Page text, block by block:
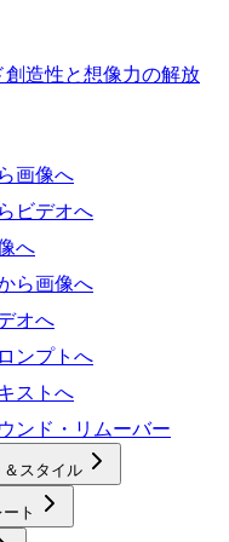
創造性と想像力の解放
画像へ
ビデオへ
へ
ら画像へ
オへ
ンプトへ
ストへ
ンド・リムーバー
スタイル
ト